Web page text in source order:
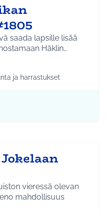
saada lapsille lisää
Häklin…
Etelä-Tuusulan kylät
teeman mukaan:
ja harrastukset
vieressä olevan
mahdollisuus